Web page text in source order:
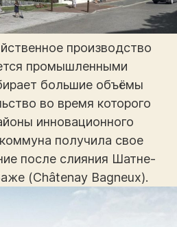
производство
промышленными
большие объёмы
во время которого
инновационного
получила свое
после слияния Шатне-
(Châtenay Bagneux).